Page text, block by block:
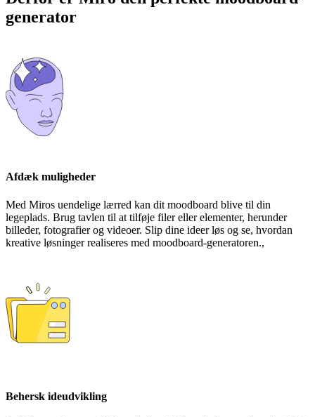
generator
Afdæk muligheder
Med Miros uendelige lærred kan dit moodboard blive til din
legeplads. Brug tavlen til at tilføje filer eller elementer, herunder
billeder, fotografier og videoer. Slip dine ideer løs og se, hvordan
kreative løsninger realiseres med moodboard-generatoren.,
Behersk ideudvikling